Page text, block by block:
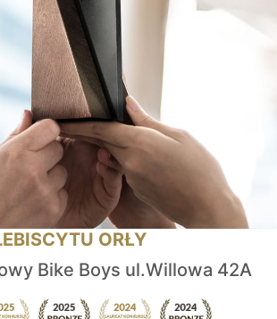
ORŁY
Bike Boys ul.Willowa 42A